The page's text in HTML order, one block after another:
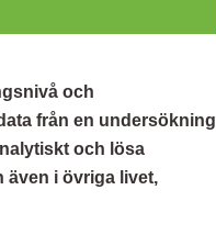
och
från en undersökning
och lösa
även i övriga livet,